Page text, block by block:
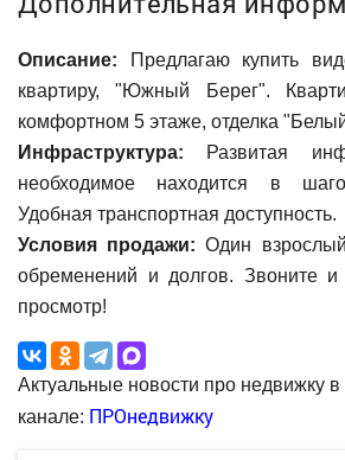
Описание: Предлагаю купить
квартиру, "Южный Берег".
комфортном 5 этаже, отделка
Инфраструктура: Развитая
необходимое находится в
Удобная транспортная доступность.
Условия продажи: Один
обременений и долгов. Звоните и
просмотр!
Актуальные новости про недвижку
канале: ПРОнедвижку